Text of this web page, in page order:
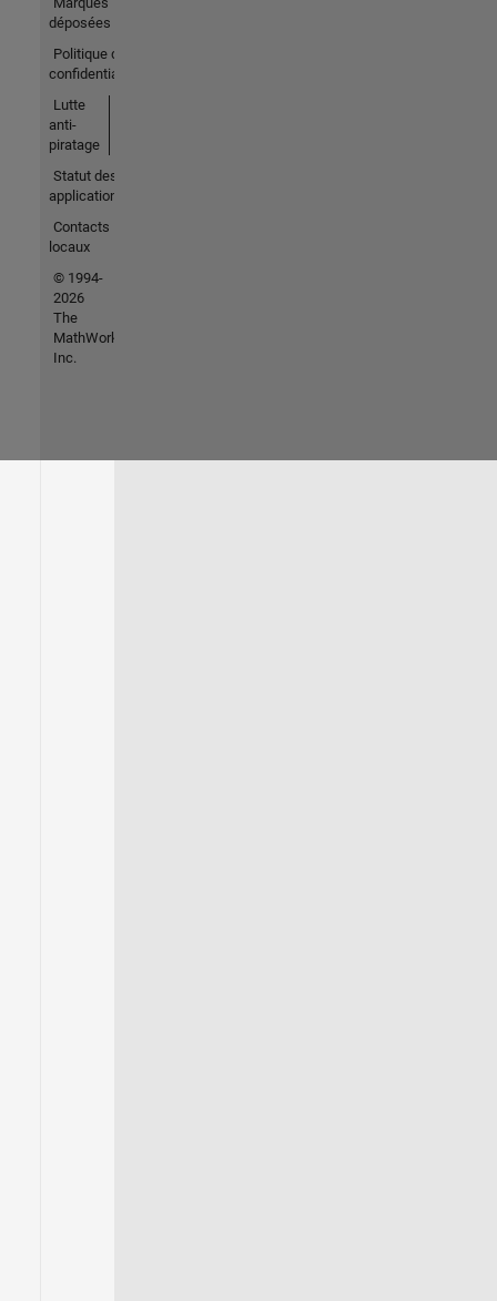
déposées
Politique de
confidentialité
Lutte
anti-
piratage
Statut des
applications
Contacts
locaux
© 1994-
2026
The
MathWorks,
Inc.